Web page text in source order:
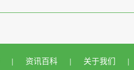
| 资讯百科 | 关于我们 |